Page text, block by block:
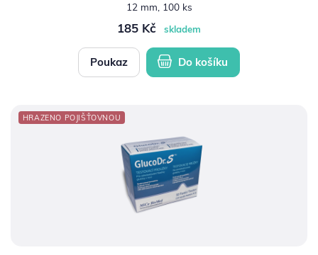
12 mm, 100 ks
185 Kč skladem
Poukaz Do košíku
HRAZENO POJIŠŤOVNOU